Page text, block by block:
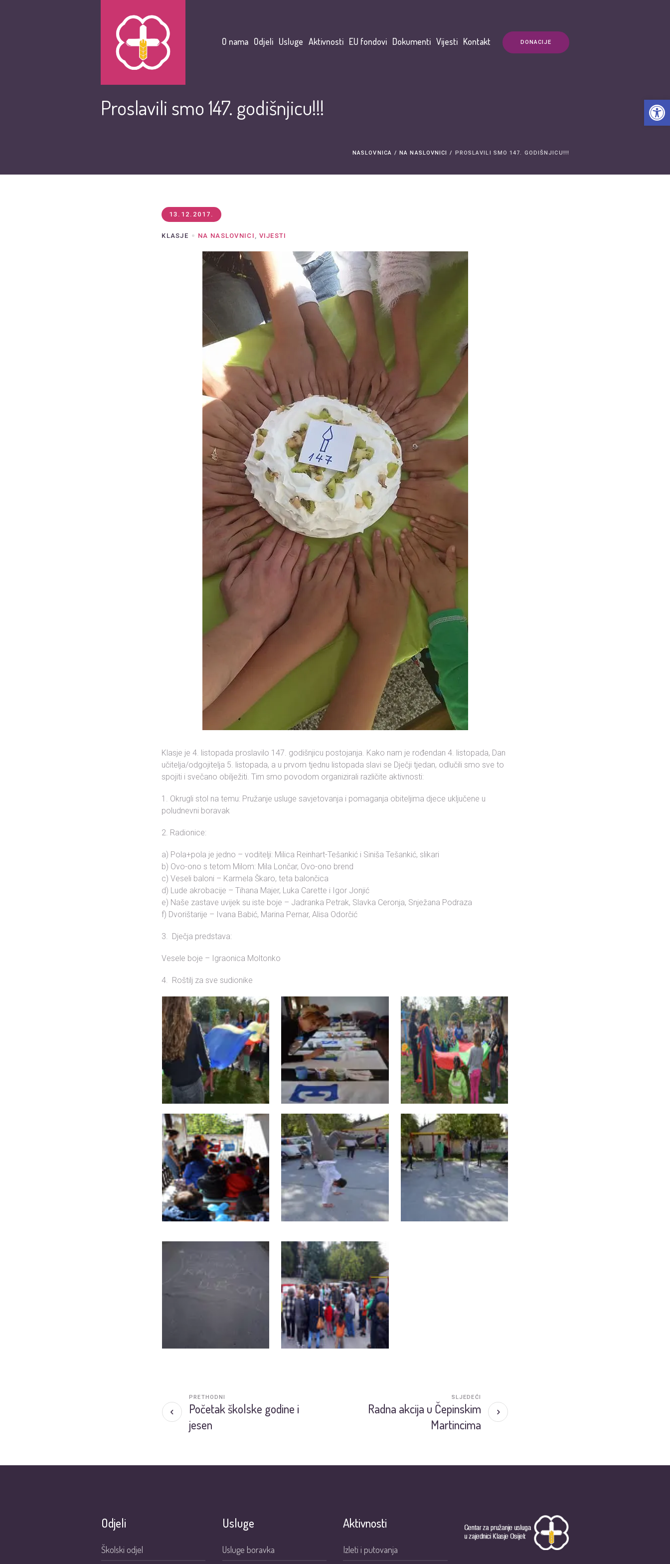
DONACIJE
O nama Odjeli Usluge Aktivnosti EU fondovi Dokumenti Vijesti Kontakt
Proslavili smo 147. godišnjicu!!!
NASLOVNICA / NA NASLOVNICI / PROSLAVILI SMO 147. GODIŠNJICU!!!
13.12.2017.
KLASJE NA NASLOVNICI , VIJESTI
Klasje je 4. listopada proslavilo 147. godišnjicu postojanja. Kako nam je rođendan 4. listopada, Dan
učitelja/odgojitelja 5. listopada, a u prvom tjednu listopada slavi se Dječji tjedan, odlučili smo sve to
spojiti i svečano obilježiti. Tim smo povodom organizirali različite aktivnosti:
1. Okrugli stol na temu: Pružanje usluge savjetovanja i pomaganja obiteljima djece uključene u
poludnevni boravak
2. Radionice:
a) Pola+pola je jedno – voditelji: Milica Reinhart-Tešankić i Siniša Tešankić, slikari
b) Ovo-ono s tetom Milom: Mila Lončar, Ovo-ono brend
c) Veseli baloni – Karmela Škaro, teta balončica
d) Lude akrobacije – Tihana Majer, Luka Carette i Igor Jonjić
e) Naše zastave uvijek su iste boje – Jadranka Petrak, Slavka Ceronja, Snježana Podraza
f) Dvorištarije – Ivana Babić, Marina Pernar, Alisa Odorčić
3. Dječja predstava:
Vesele boje – Igraonica Moltonko
4. Roštilj za sve sudionike
Početak školske godine i
jesen
PRETHODNI
Radna akcija u Čepinskim
Martincima
SLJEDEĆI
Odjeli
Školski odjel
Usluge
Usluge boravka
Aktivnosti
Izleti i putovanja